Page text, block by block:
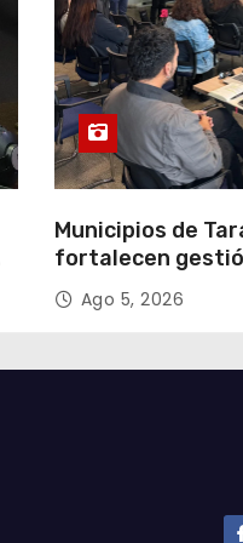
Municipios de
fortalecen
subsidios de
jornada regional
ANDESS
Ago 5, 2026